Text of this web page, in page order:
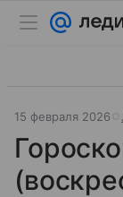
15 февраля 2026